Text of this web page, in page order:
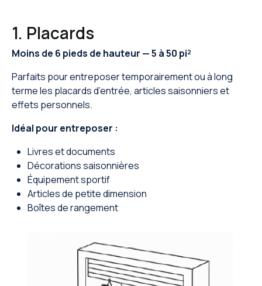
1. Placards
Moins de 6 pieds de hauteur — 5 à 50 pi²
Parfaits pour entreposer temporairement ou à long
terme les placards d’entrée, articles saisonniers et
effets personnels.
Idéal pour entreposer :
Livres et documents
Décorations saisonnières
Équipement sportif
Articles de petite dimension
Boîtes de rangement